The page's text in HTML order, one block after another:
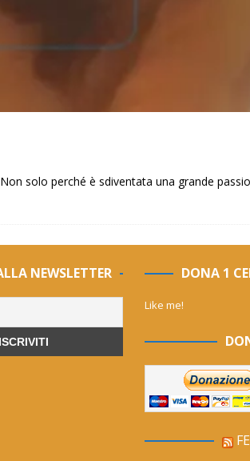
solo perché è sdiventata una grande
NEWSLETTER DONA 1
Like me!